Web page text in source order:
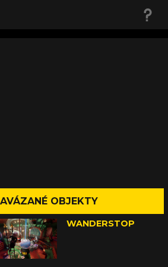
OBJEKTY
WANDERSTOP